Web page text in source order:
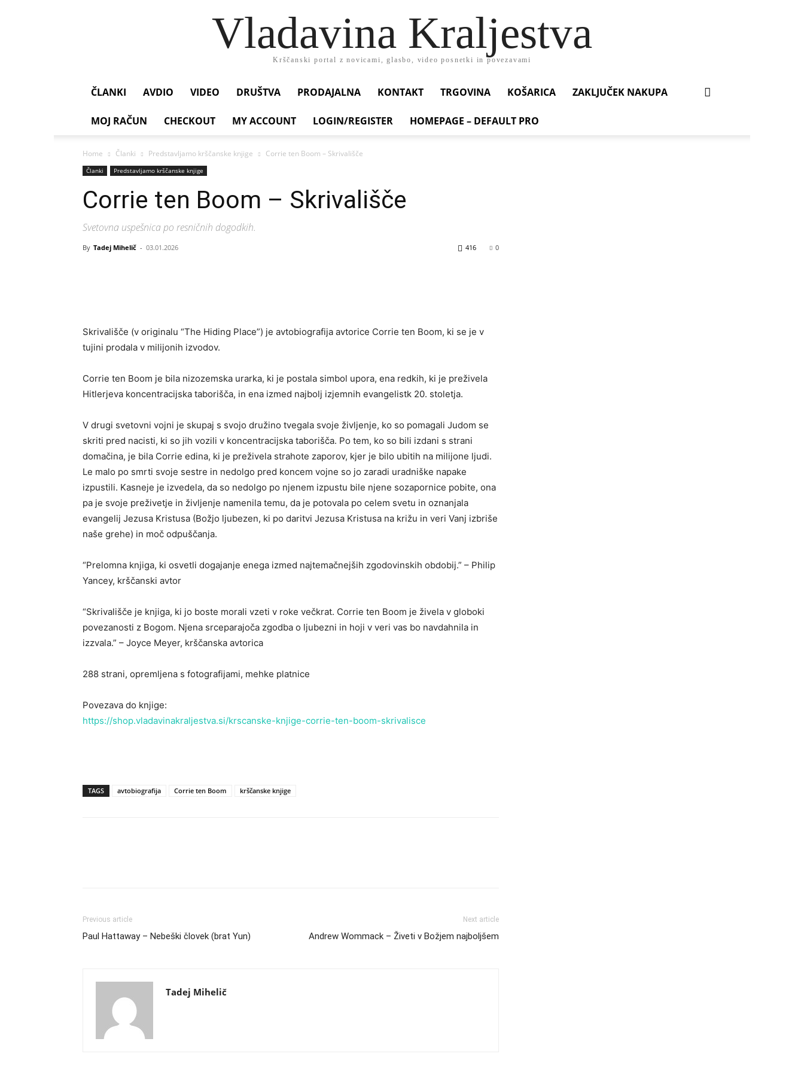
Vladavina Kraljestva
Krščanski portal z novicami, glasbo, video posnetki in povezavami
ČLANKI AVDIO VIDEO DRUŠTVA PRODAJALNA KONTAKT TRGOVINA KOŠARICA ZAKLJUČEK NAKUPA
MOJ RAČUN CHECKOUT MY ACCOUNT LOGIN/REGISTER HOMEPAGE – DEFAULT PRO
Home Članki Predstavljamo krščanske knjige Corrie ten Boom – Skrivališče
Članki Predstavljamo krščanske knjige
Corrie ten Boom – Skrivališče
Svetovna uspešnica po resničnih dogodkih.
By Tadej Mihelič - 03.01.2026 0
416
Skrivališče (v originalu “The Hiding Place”) je avtobiografija avtorice Corrie ten Boom, ki se je v
tujini prodala v milijonih izvodov.
Corrie ten Boom je bila nizozemska urarka, ki je postala simbol upora, ena redkih, ki je preživela
Hitlerjeva koncentracijska taborišča, in ena izmed najbolj izjemnih evangelistk 20. stoletja.
V drugi svetovni vojni je skupaj s svojo družino tvegala svoje življenje, ko so pomagali Judom se
skriti pred nacisti, ki so jih vozili v koncentracijska taborišča. Po tem, ko so bili izdani s strani
domačina, je bila Corrie edina, ki je preživela strahote zaporov, kjer je bilo ubitih na milijone ljudi.
Le malo po smrti svoje sestre in nedolgo pred koncem vojne so jo zaradi uradniške napake
izpustili. Kasneje je izvedela, da so nedolgo po njenem izpustu bile njene sozapornice pobite, ona
pa je svoje preživetje in življenje namenila temu, da je potovala po celem svetu in oznanjala
evangelij Jezusa Kristusa (Božjo ljubezen, ki po daritvi Jezusa Kristusa na križu in veri Vanj izbriše
naše grehe) in moč odpuščanja.
“Prelomna knjiga, ki osvetli dogajanje enega izmed najtemačnejših zgodovinskih obdobij.” – Philip
Yancey, krščanski avtor
“Skrivališče je knjiga, ki jo boste morali vzeti v roke večkrat. Corrie ten Boom je živela v globoki
povezanosti z Bogom. Njena srceparajoča zgodba o ljubezni in hoji v veri vas bo navdahnila in
izzvala.” – Joyce Meyer, krščanska avtorica
288 strani, opremljena s fotografijami, mehke platnice
Povezava do knjige:
https://shop.vladavinakraljestva.si/krscanske-knjige-corrie-ten-boom-skrivalisce
TAGS avtobiografija Corrie ten Boom krščanske knjige
Previous article
Paul Hattaway – Nebeški človek (brat Yun)
Next article
Andrew Wommack – Živeti v Božjem najboljšem
Tadej Mihelič